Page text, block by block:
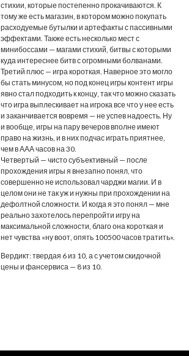
стихии, которые постепенно прокачиваются. К
тому же есть магазин, в котором можно покупать
расходуемые бутылки и артефакты с пассивными
эффектами. Также есть несколько мест с
минибоссами — магами стихий, битвы с которыми
куда интереснее битв с огромными болванами.
Третий плюс — игра короткая. Наверное это могло
бы стать минусом, но под конец игры контент игры
явно стал подходить к концу, так что можно сказать
что игра выплескивает на игрока все что у нее есть
и заканчивается вовремя — не успев надоесть. Ну
и вообще, игры на пару вечеров вполне имеют
право на жизнь, и в них подчас играть приятнее,
чем в ААА часов на 30.
Четвертый — чисто субъективный — после
прохождения игры я внезапно понял, что
совершенно не использовал чарджи магии. И в
целом они не так уж и нужны при прохождении на
дефолтной сложности. И когда я это понял — мне
реально захотелось перепройти игру на
максимальной сложности, благо она короткая и
нет чувства «ну воот, опять 100500 часов тратить».
Вердикт: твердая 6 из 10, а с учетом скидочной
цены и фансервиса — 8 из 10.